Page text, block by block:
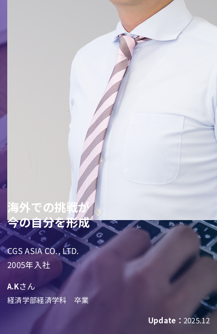
海外での挑戦が
今の自分を形成
CGS ASIA CO., LTD.
2005年入社
A.Kさん
経済学部経済学科 卒業
Update： 2025.12